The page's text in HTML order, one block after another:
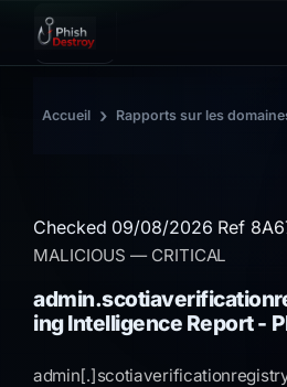
Accueil › Rapports sur les
Checked 09/08/2026 Ref
MALICIOUS— CRITICAL
ing Intelligence Report -
admin[.]